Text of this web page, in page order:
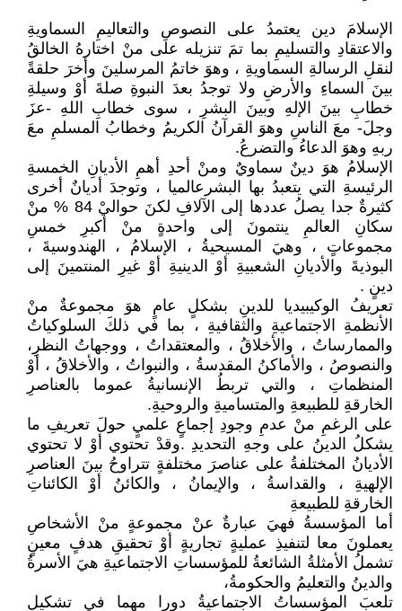
الإسلامَ دين يعتمدُ على النصوصِ والتعاليمِ السماويةِ
والاعتقادِ والتسليمِ بما تمَ تنزيله على منْ اختارهُ الخالقُ
لنقلِ الرسالةِ السماويةِ ، وهوَ خاتمُ المرسلينَ وأخرَ حلقةً
بينَ السماءِ والأرضِ ولا توجدُ بعدَ النبوةِ صلةَ أوْ وسيلةِ
خطابِ بينَ الإلهِ وبينَ البشرِ ، سوى خطابِ اللهِ -عزَ
وجلَ- معَ الناسِ وهوَ القرآنُ الكريمُ وخطابُ المسلمِ معَ
ربهِ وهوَ الدعاءُ والتضرعُ.
الإسلامُ هوَ دينٌ سماويٌ ومنْ أحدِ أهمِ الأديانِ الخمسةِ
الرئيسةِ التي يتعبدُ بها البشرعالميا ، وتوجدَ أديانٌ أخرى
كثيرةٌ جدا يصلُ عددها إلى الآلافِ لكنَ حواليْ 84 % منْ
سكانِ العالمِ ينتمونَ إلى واحدةٍ منْ أكبرِ خمسِ
مجموعاتٍ ، وهيَ المسيحيةُ ، الإسلامُ ، الهندوسيةَ ،
البوذيةَ والأديانِ الشعبيةِ أوْ الدينيةِ أوْ غيرِ المنتمينَ إلى
دينٍ .
تعريفُ الوكيبيديا للدينِ بشكلٍ عامٍ هوَ مجموعةٌ منْ
الأنظمةِ الاجتماعيةِ والثقافيةِ ، بما في ذلكَ السلوكياتُ
والممارساتُ ، والأخلاقُ ، والمعتقداتُ ، ووجهاتُ النظرِ،
والنصوصُ ، والأماكنُ المقدسةُ ، والنبواتُ ، والأخلاقُ ، أوْ
المنظماتِ ، والتي تربطُ الإنسانيةُ عموما بالعناصرِ
الخارقةِ للطبيعةِ والمتساميةِ والروحيةِ.
على الرغمِ منْ عدمِ وجودِ إجماعٍ علميٍ حولَ تعريفِ ما
يشكلُ الدينُ على وجهِ التحديدِ .وقدْ تحتوي أوْ لا تحتوي
الأديانُ المختلفةُ على عناصرَ مختلفةٍ تتراوحُ بينَ العناصرِ
الإلهيةِ ، والقداسةُ ، والإيمانُ ، والكائنُ أوْ الكائناتِ
الخارقةِ للطبيعةِ
أما المؤسسةُ فهيَ عبارةٌ عنْ مجموعةٍ منْ الأشخاصِ
يعملونَ معا لتنفيذِ عمليةٍ تجاريةٍ أوْ تحقيقِ هدفٍ معينٍ
تشملُ الأمثلةُ الشائعةُ للمؤسساتِ الاجتماعيةِ هيَ الأسرةُ
والدينُ والتعليمُ والحكومةُ،
تلعبَ المؤسساتُ الاجتماعيةُ دورا مهما في تشكيلِ